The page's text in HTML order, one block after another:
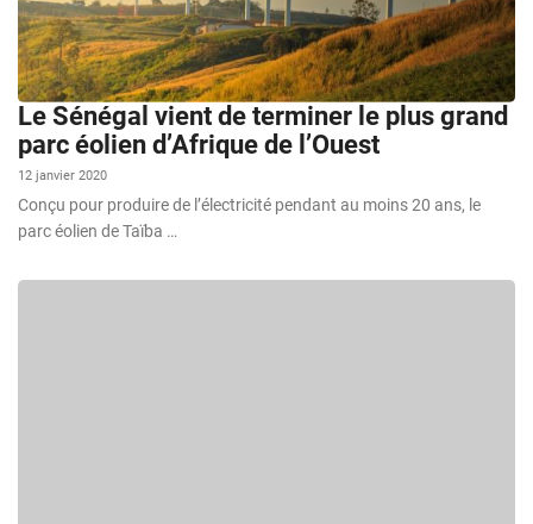
Le Sénégal vient de terminer le plus grand
parc éolien d’Afrique de l’Ouest
12 janvier 2020
Conçu pour produire de l’électricité pendant au moins 20 ans, le
parc éolien de Taïba …